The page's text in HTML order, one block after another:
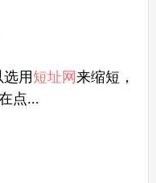
用 短址网 来缩短，
点...